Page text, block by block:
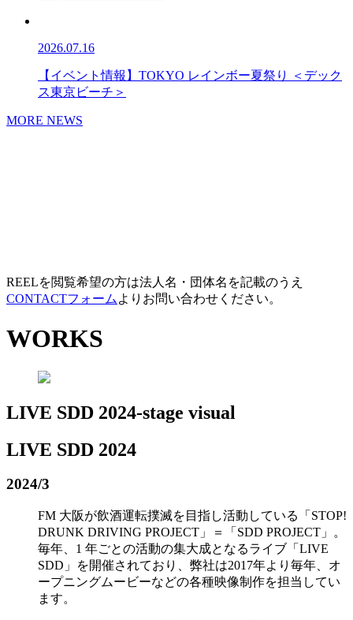
2026.07.16
【イベント情報】TOKYO レインボー夏祭り ＜デック
ス東京ビーチ＞
MORE NEWS
REELを閲覧希望の方は法人名・団体名を記載のうえ
CONTACTフォーム よりお問い合わせください。
WORKS
LIVE SDD 2024-stage visual
LIVE SDD 2024
2024/3
FM 大阪が飲酒運転撲滅を目指し活動している「STOP!
DRUNK DRIVING PROJECT」＝「SDD PROJECT」。
毎年、1 年ごとの活動の集大成となるライブ「LIVE
SDD」を開催されており、弊社は2017年より毎年、オ
ープニングムービーなどの各種映像制作を担当してい
ます。